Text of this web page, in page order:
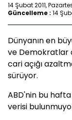
14 Şubat 2011,
Güncelleme : 14
Dünyanın en
ve Demokratlar
cari açığı
sürüyor.
ABD'nin bu
verisi